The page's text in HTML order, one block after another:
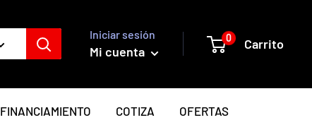
Iniciar sesión
Mi cuenta
0 Carrito
FINANCIAMIENTO COTIZA OFERTAS